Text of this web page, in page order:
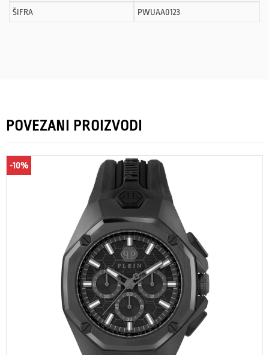
ŠIFRA PWUAA0123
POVEZANI PROIZVODI
-10%